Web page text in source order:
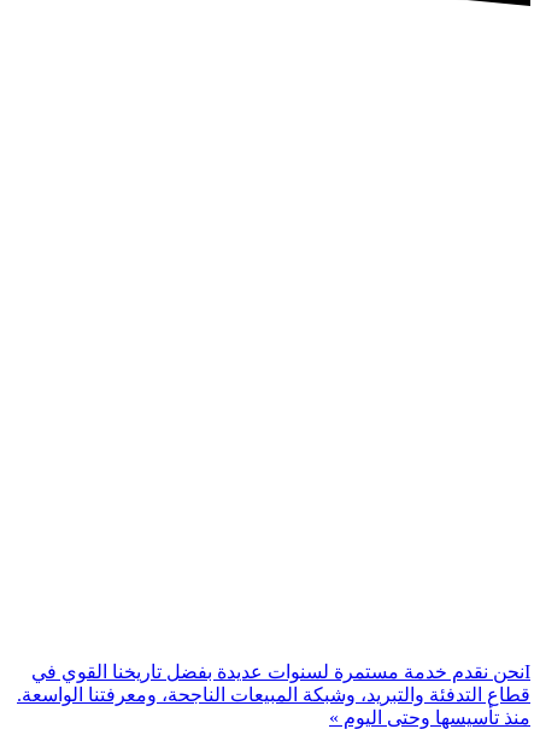
Iنحن نقدم خدمة مستمرة لسنوات عديدة بفضل تاريخنا القوي في
قطاع التدفئة والتبريد، وشبكة المبيعات الناجحة، ومعرفتنا الواسعة.
منذ تأسيسها وحتى اليوم »